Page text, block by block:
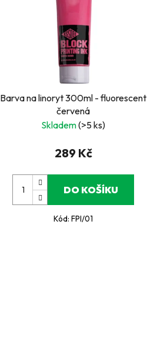
Barva na linoryt 300ml - fluorescent
červená
Skladem(>5 ks)
289 Kč
DO KOŠÍKU
Kód:FPI/01